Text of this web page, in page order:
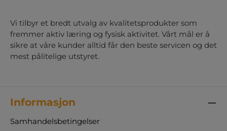
Vi tilbyr et bredt utvalg av kvalitetsprodukter som
fremmer aktiv læring og fysisk aktivitet. Vårt mål er å
sikre at våre kunder alltid får den beste servicen og det
mest pålitelige utstyret.
Informasjon
Samhandelsbetingelser